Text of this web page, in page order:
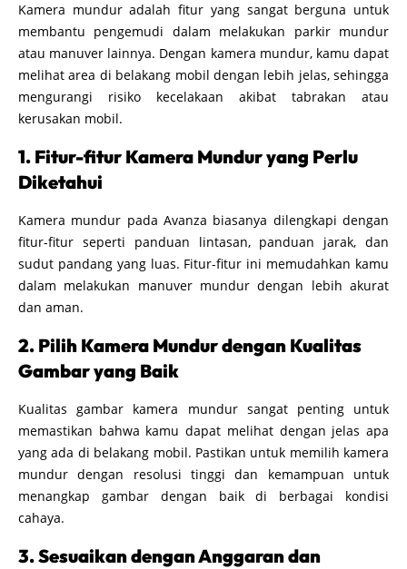
Kamera mundur adalah fitur yang sangat berguna untuk
membantu pengemudi dalam melakukan parkir mundur
atau manuver lainnya. Dengan kamera mundur, kamu dapat
melihat area di belakang mobil dengan lebih jelas, sehingga
mengurangi risiko kecelakaan akibat tabrakan atau
kerusakan mobil.
1. Fitur-fitur Kamera Mundur yang Perlu
Diketahui
Kamera mundur pada Avanza biasanya dilengkapi dengan
fitur-fitur seperti panduan lintasan, panduan jarak, dan
sudut pandang yang luas. Fitur-fitur ini memudahkan kamu
dalam melakukan manuver mundur dengan lebih akurat
dan aman.
2. Pilih Kamera Mundur dengan Kualitas
Gambar yang Baik
Kualitas gambar kamera mundur sangat penting untuk
memastikan bahwa kamu dapat melihat dengan jelas apa
yang ada di belakang mobil. Pastikan untuk memilih kamera
mundur dengan resolusi tinggi dan kemampuan untuk
menangkap gambar dengan baik di berbagai kondisi
cahaya.
3. Sesuaikan dengan Anggaran dan